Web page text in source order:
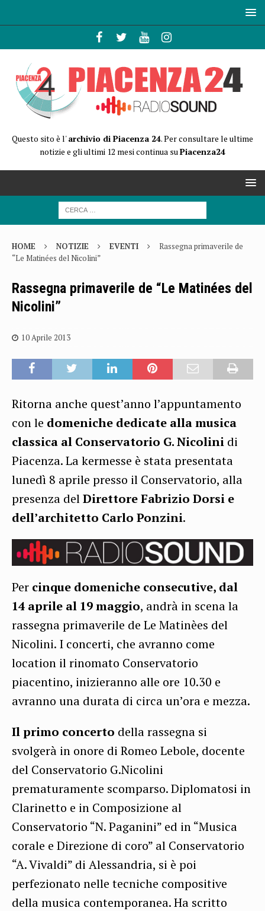
Questo sito è l'archivio di Piacenza 24. Per consultare le ultime
notizie e gli ultimi 12 mesi continua suPiacenza24
HOME NOTIZIE EVENTI
Rassegna primaverile de
“Le Matinées del Nicolini”
Rassegna primaverile de “Le Matinées del
Nicolini”
10 Aprile 2013
Ritorna anche quest’anno l’appuntamento
con le domeniche dedicate alla musica
classica al Conservatorio G. Nicolini di
Piacenza. La kermesse è stata presentata
lunedì 8 aprile presso il Conservatorio, alla
presenza delDirettore Fabrizio Dorsi e
dell’architetto Carlo Ponzini.
Per cinque domeniche consecutive, dal
14 aprile al 19 maggio, andrà in scena la
rassegna primaverile de Le Matinèes del
Nicolini. I concerti, che avranno come
location il rinomato Conservatorio
piacentino, inizieranno alle ore 10.30 e
avranno una durata di circa un’ora e mezza.
Il primo concerto della rassegna si
svolgerà in onore di Romeo Lebole, docente
del Conservatorio G.Nicolini
prematuramente scomparso. Diplomatosi in
Clarinetto e in Composizione al
Conservatorio “N. Paganini” ed in “Musica
corale e Direzione di coro” al Conservatorio
“A. Vivaldi” di Alessandria, si è poi
perfezionato nelle tecniche compositive
della musica contemporanea. Ha scritto